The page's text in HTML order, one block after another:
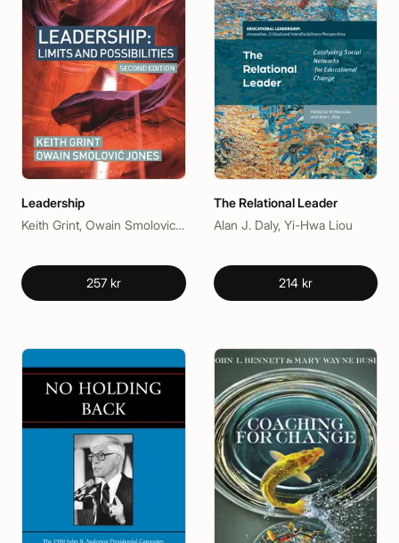
Leadership
Keith Grint, Owain Smolovic Jones
257 kr
The Relational Leader
Alan J. Daly, Yi-Hwa Liou
214 kr